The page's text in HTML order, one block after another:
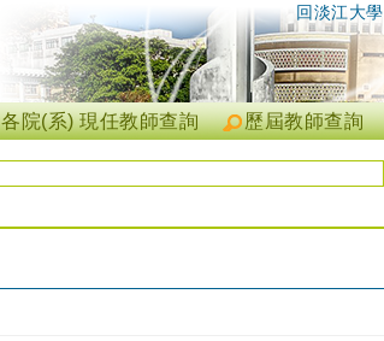
回淡江大學
歷屆教師查詢
各院(系) 現任教師查詢